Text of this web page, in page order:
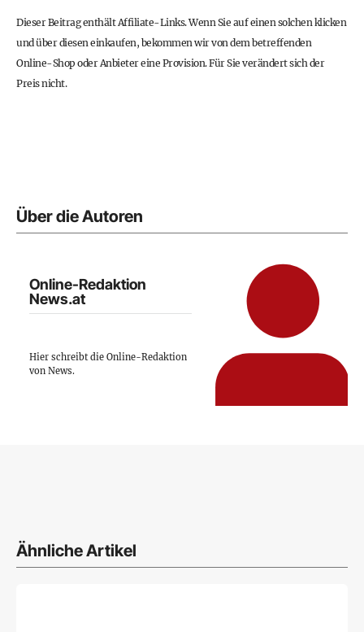
Dieser Beitrag enthält Affiliate-Links. Wenn Sie auf einen solchen klicken
und über diesen einkaufen, bekommen wir von dem betreffenden
Online-Shop oder Anbieter eine Provision. Für Sie verändert sich der
Preis nicht.
Über die Autoren
Online-Redaktion
News.at
Hier schreibt die Online-Redaktion
von News.
Ähnliche Artikel